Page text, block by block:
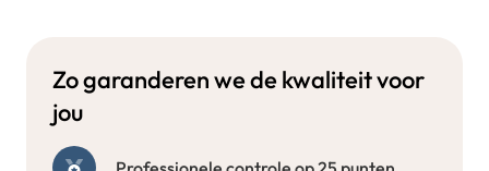
Zo garanderen we de kwaliteit voor
jou